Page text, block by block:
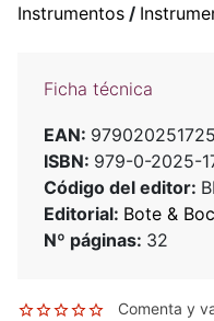
Instrumentos /
Ficha técnica
EAN:
ISBN: 979-0-2025-
Código del editor:
Editorial: Bote &
Nº páginas: 32
Comenta y